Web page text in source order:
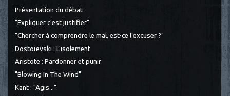
Présentation du débat
"Expliquer c'est justifier"
"Chercher à comprendre le mal, est-ce l’excuser ?"
Dostoïevski : L'isolement
Aristote : Pardonner et punir
"Blowing In The Wind"
Kant : "Agis..."